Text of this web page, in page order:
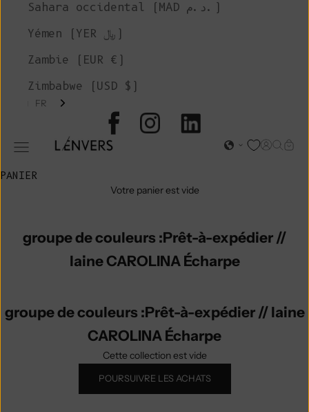
L'ENVERS
Ouvrir le menu de navigation Page
Sahara occidental (MAD د.م.)
Yémen (YER ﷼)
Zambie (EUR €)
Zimbabwe (USD $)
FR
PANIER
Votre panier est vide
groupe de couleurs :Prêt-à-expédier //
laine CAROLINA Écharpe
groupe de couleurs :Prêt-à-expédier // laine
CAROLINA Écharpe
Cette collection est vide
POURSUIVRE LES ACHATS